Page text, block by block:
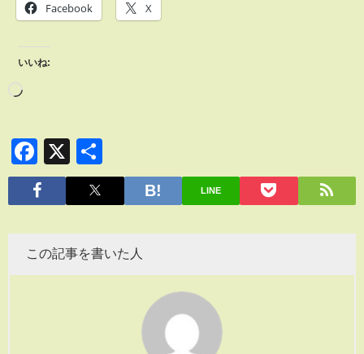
Facebook X
いいね:
Facebook
X
有
LINE
この記事を書いた人